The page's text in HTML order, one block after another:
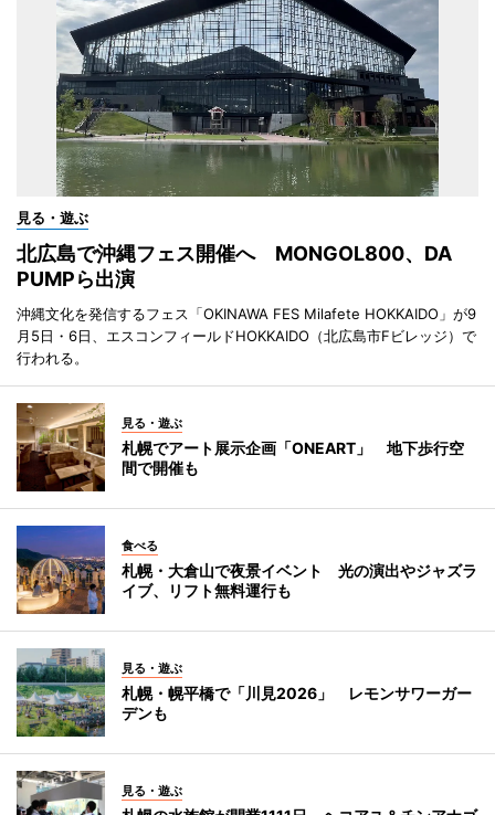
見る・遊ぶ
北広島で沖縄フェス開催へ MONGOL800、DA
PUMPら出演
沖縄文化を発信するフェス「OKINAWA FES Milafete HOKKAIDO」が9
月5日・6日、エスコンフィールドHOKKAIDO（北広島市Fビレッジ）で
行われる。
見る・遊ぶ
札幌でアート展示企画「ONEART」 地下歩行空
間で開催も
食べる
札幌・大倉山で夜景イベント 光の演出やジャズラ
イブ、リフト無料運行も
見る・遊ぶ
札幌・幌平橋で「川見2026」 レモンサワーガー
デンも
見る・遊ぶ